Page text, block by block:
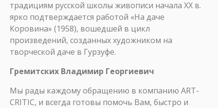
традициям русской школы живописи начала ХХ в.
ярко подтверждается работой «На даче
Коровина» (1958), вошедшей в цикл
произведений, созданных художником на
творческой даче в Гурзуфе.
Гремитских Владимир Георгиевич
Мы рады каждому обращению в компанию ART-
CRITIC, и всегда готовы помочь Вам, быстро и